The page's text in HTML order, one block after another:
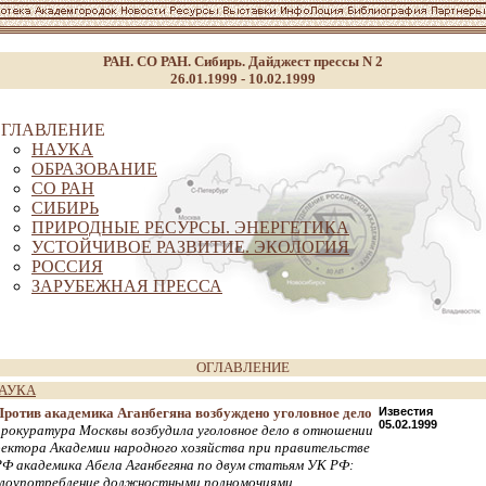
РАН. СО РАН. Сибирь. Дайджест прессы N 2
26.01.1999 - 10.02.1999
НАУКА
ОБРАЗОВАНИЕ
СО РАН
СИБИРЬ
ПРИРОДНЫЕ РЕСУРСЫ. ЭНЕРГЕТИКА
УСТОЙЧИВОЕ РАЗВИТИЕ. ЭКОЛОГИЯ
РОССИЯ
ЗАРУБЕЖНАЯ ПРЕССА
ОГЛАВЛЕНИЕ
академика Аганбегяна возбуждено уголовное дело
Москвы возбудила уголовное дело в отношении
Академии народного хозяйства при правительстве
академика Абела Аганбегяна по двум статьям УК РФ:
должностными полномочиями,
Известия
05.02.1999